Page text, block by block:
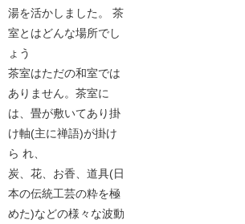
湯を活かしました。 茶
室とはどんな場所でし
ょう
茶室はただの和室では
ありません。茶室に
は、畳が敷いてあり掛
け軸(主に禅語)が掛け
ら れ、
炭、花、お香、道具(日
本の伝統工芸の粋を極
めた)などの様々な波動